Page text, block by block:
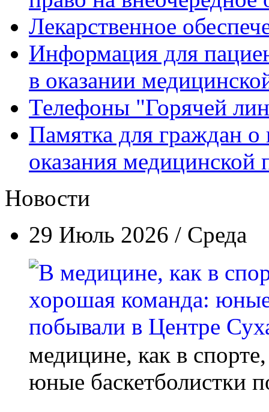
Лекарственное
Информация для
в оказании
Телефоны "Горячей
Памятка для граждан о
оказания
Новости
29 Июль 2026 / Среда
медицине, как в
юные баскетболистки